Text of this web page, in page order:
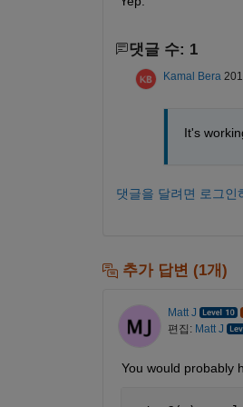
댓글 수: 1
Kamal Bera
It's
댓글을 달려면 로그인
추가 답변 (1개)
Matt J
편집: Matt J
You would probably